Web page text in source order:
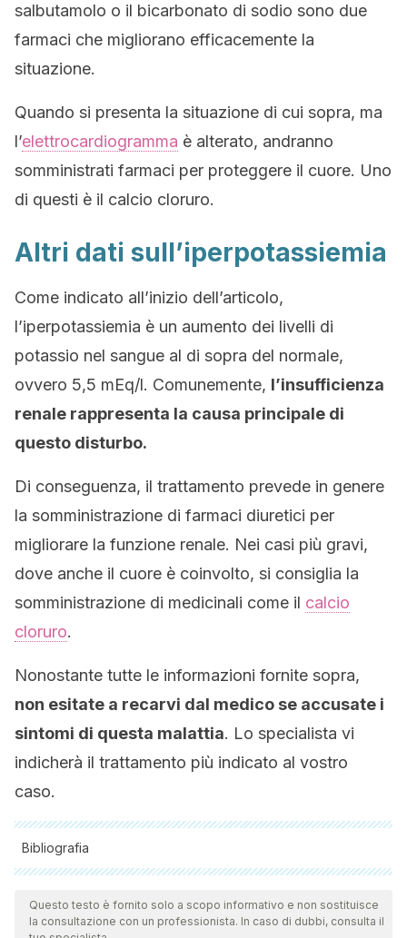
salbutamolo o il bicarbonato di sodio sono due
farmaci che migliorano efficacemente la
situazione.
Quando si presenta la situazione di cui sopra, ma
l’elettrocardiogramma è alterato, andranno
somministrati farmaci per proteggere il cuore. Uno
di questi è il calcio cloruro.
Altri dati sull’iperpotassiemia
Come indicato all’inizio dell’articolo,
l’iperpotassiemia è un aumento dei livelli di
potassio nel sangue al di sopra del normale,
ovvero 5,5 mEq/l. Comunemente, l’insufficienza
renale rappresenta la causa principale di
questo disturbo.
Di conseguenza, il trattamento prevede in genere
la somministrazione di farmaci diuretici per
migliorare la funzione renale. Nei casi più gravi,
dove anche il cuore è coinvolto, si consiglia la
somministrazione di medicinali come il calcio
cloruro.
Nonostante tutte le informazioni fornite sopra,
non esitate a recarvi dal medico se accusate i
sintomi di questa malattia. Lo specialista vi
indicherà il trattamento più indicato al vostro
caso.
Bibliografia
Tutte le fonti citate sono state esaminate a fondo dal nostro
team per garantirne la qualità, l'affidabilità, l'attualità e la
validità. La bibliografia di questo articolo è stata considerata
Questo testo è fornito solo a scopo informativo e non sostituisce
la consultazione con un professionista. In caso di dubbi, consulta il